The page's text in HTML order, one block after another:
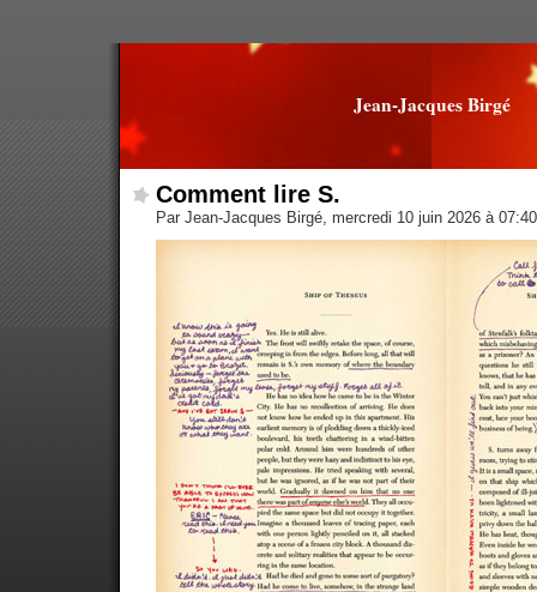
Jean-Jacques Birgé
Comment lire S.
Par Jean-Jacques Birgé, mercredi 10 juin 2026 à